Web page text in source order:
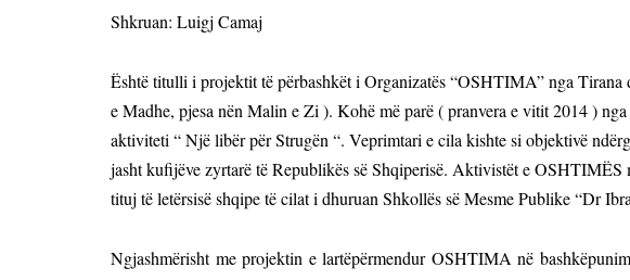
Shkruan: Luigj Camaj
Është titulli i projektit të përbashkët i Organizatës “OSHTIMA” nga
e Madhe, pjesa nën Malin e Zi ). Kohë më parë ( pranvera e vitit 2014 )
aktiviteti “ Një libër për Strugën “. Veprimtari e cila kishte si objektivë
jasht kufijëve zyrtarë të Republikës së Shqiperisë. Aktivistët e OSHTIMËS
tituj të letërsisë shqipe të cilat i dhuruan Shkollës së Mesme Publike “Dr
Ngjashmërisht me projektin e lartëpërmendur OSHTIMA në